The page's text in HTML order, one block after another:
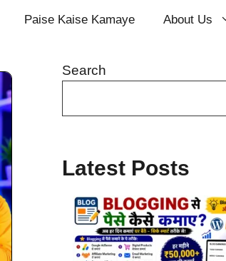
Paise Kaise Kamaye About Us
Search
Latest Posts